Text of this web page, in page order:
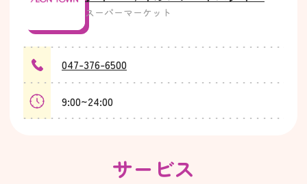
スーパーマーケット
047-376-6500
9:00~24:00
サービス